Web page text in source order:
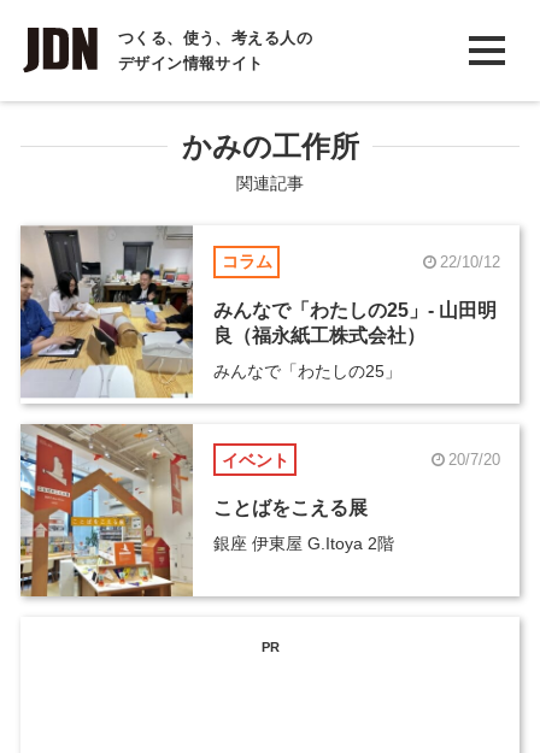
つくる、使う、考える人の
デザイン情報サイト
INTERVIEW
インタビュー
COLUMN
コラム
かみの工作所
関連記事
コラム 22/10/12
みんなで「わたしの25」- 山田明
良（福永紙工株式会社）
みんなで「わたしの25」
イベント 20/7/20
ことばをこえる展
銀座 伊東屋 G.Itoya 2階
PR